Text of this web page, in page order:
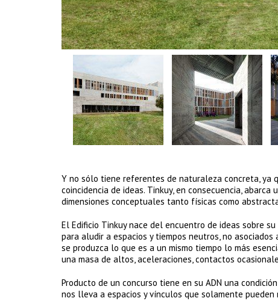
Y no sólo tiene referentes de naturaleza concreta, ya
coincidencia de ideas. Tinkuy, en consecuencia,
dimensiones conceptuales tanto físicas como
El Edificio Tinkuy nace del encuentro de ideas sobre
para aludir a espacios y tiempos neutros, no
se produzca lo que es a un mismo tiempo lo más
una masa de altos, aceleraciones, contactos
Producto de un concurso tiene en su ADN una
nos lleva a espacios y vínculos que solamente